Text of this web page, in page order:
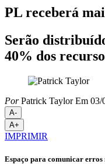
PL receberá
Serão
40% dos
PorPatrick Taylor Em 03/
A-
A+
IMPRIMIR
Espaço para comunicar erros